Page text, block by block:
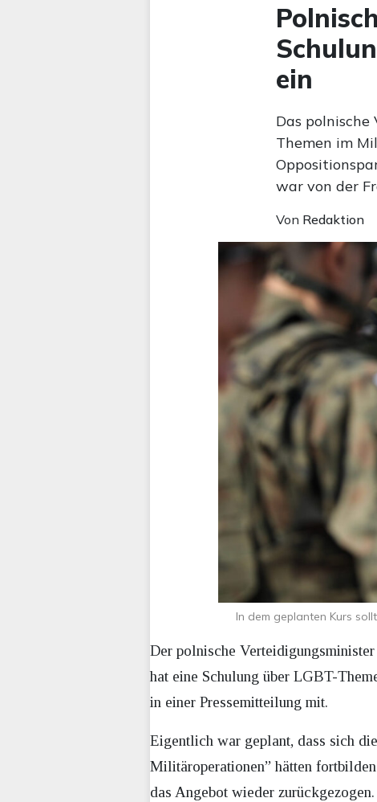
ein
Das
Themen im
war von der
Von Redaktion
In dem geplanten Kurs
Der polnische
hat eine Schulung über LGBT-
in einer Pressemitteilung mit.
Eigentlich war geplant, dass sich
Militäroperationen” hätten
das Angebot wieder zurückgezogen.